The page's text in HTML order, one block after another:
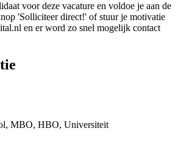
voor deze vacature en voldoe je aan de
'Solliciteer direct!' of stuur je motivatie
en er word zo snel mogelijk contact
MBO, HBO, Universiteit